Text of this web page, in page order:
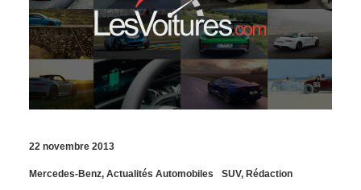
22 novembre 2013
Mercedes-Benz, Actualités Automobiles SUV, Rédaction